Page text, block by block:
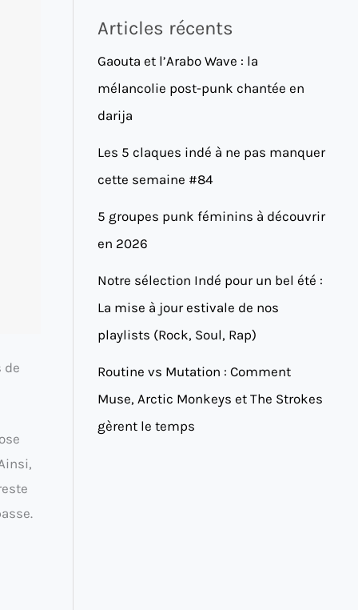
de
Articles récents
Gaouta et l’Arabo Wave : la
mélancolie post-punk chantée en
darija
Les 5 claques indé à ne pas manquer
cette semaine #84
5 groupes punk féminins à découvrir
en 2026
Notre sélection Indé pour un bel été :
La mise à jour estivale de nos
playlists (Rock, Soul, Rap)
Routine vs Mutation : Comment
Muse, Arctic Monkeys et The Strokes
gèrent le temps